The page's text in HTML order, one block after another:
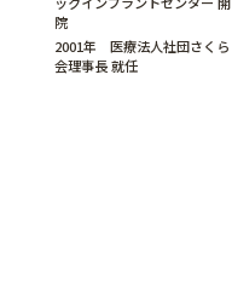
院
2001年 医療法人社団さくら
会理事長 就任